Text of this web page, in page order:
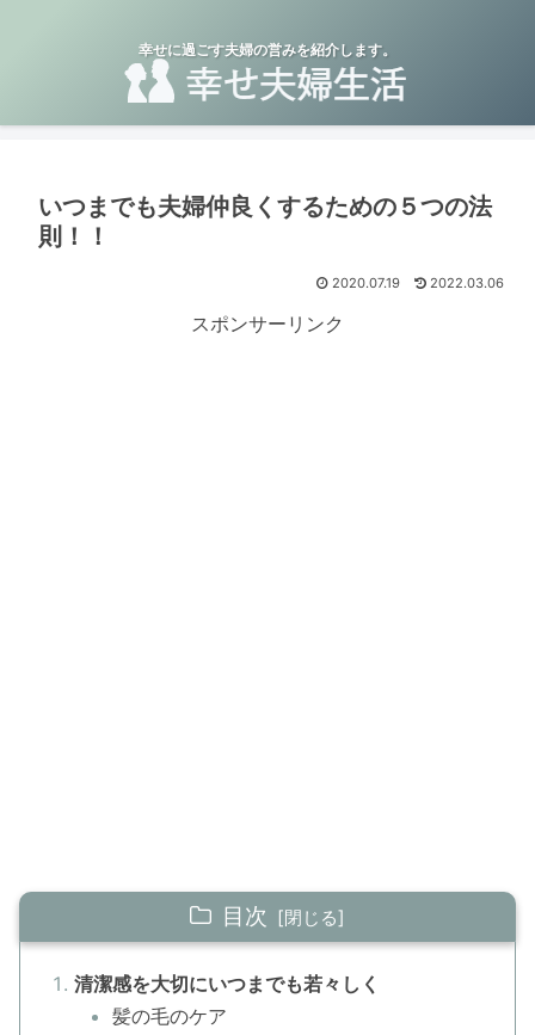
幸せに過ごす夫婦の営みを紹介します。
いつまでも夫婦仲良くするための５つの法
則！！
2020.07.19 2022.03.06
スポンサーリンク
目次
清潔感を大切にいつまでも若々しく
髪の毛のケア